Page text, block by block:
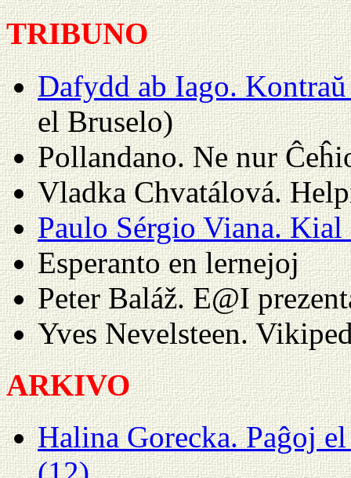
TRIBUNO
Dafydd ab Iago.
el Bruselo)
Pollandano. Ne nur
Vladka Chvatálová.
Paulo Sérgio Viana.
Esperanto en lernejoj
Peter Baláž. E@I
Yves Nevelsteen.
ARKIVO
Halina Gorecka. Paĝoj